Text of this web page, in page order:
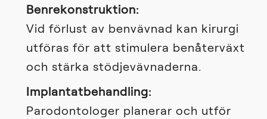
Benrekonstruktion:
Vid förlust av benvävnad kan kirurgi
utföras för att stimulera benåterväxt
och stärka stödjevävnaderna.
Implantatbehandling:
Parodontologer planerar och utför